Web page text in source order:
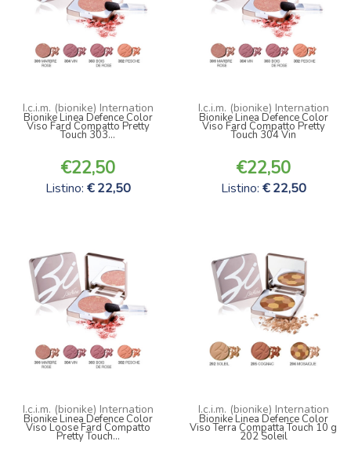
I.c.i.m. (bionike) Internation
Bionike Linea Defence Color
Viso Fard Compatto Pretty
Touch 303...
22,50
Listino: 22,50
I.c.i.m. (bionike) Internation
Bionike Linea Defence Color
Viso Fard Compatto Pretty
Touch 304 Vin
22,50
Listino: 22,50
I.c.i.m. (bionike) Internation
Bionike Linea Defence Color
Viso Loose Fard Compatto
Pretty Touch...
I.c.i.m. (bionike) Internation
Bionike Linea Defence Color
Viso Terra Compatta Touch 10 g
202 Soleil